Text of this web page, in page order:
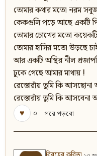
তোমার কথার মতো নরম
কেকগুলি পড়ে আছে একটি
তোমার চোখের মতো
তোমার হাসির মতো উড়ছে
আর একটি অস্থির নীল
ঢুকে গেছে আমার মাথায় !
রেস্তোরাঁয় তুমি কি আসছোনা
রেস্তোরাঁয় তুমি কি আসবেনা
♥
০ পরে পড়বো